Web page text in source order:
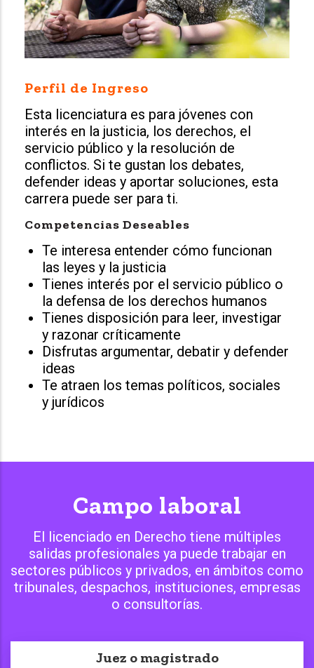
Perfil de Ingreso
Esta licenciatura es para jóvenes con
interés en la justicia, los derechos, el
servicio público y la resolución de
conflictos. Si te gustan los debates,
defender ideas y aportar soluciones, esta
carrera puede ser para ti.
Competencias Deseables
Te interesa entender cómo funcionan
las leyes y la justicia
Tienes interés por el servicio público o
la defensa de los derechos humanos
Tienes disposición para leer, investigar
y razonar críticamente
Disfrutas argumentar, debatir y defender
ideas
Te atraen los temas políticos, sociales
y jurídicos
Campo laboral
El licenciado en Derecho tiene múltiples
salidas profesionales ya puede trabajar en
sectores públicos y privados, en ámbitos como
tribunales, despachos, instituciones, empresas
o consultorías.
Juez o magistrado